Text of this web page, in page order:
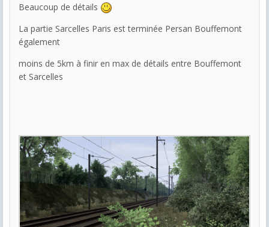
Beaucoup de détails
La partie Sarcelles Paris est terminée Persan Bouffemont
également
moins de 5km à finir en max de détails entre Bouffemont
et Sarcelles